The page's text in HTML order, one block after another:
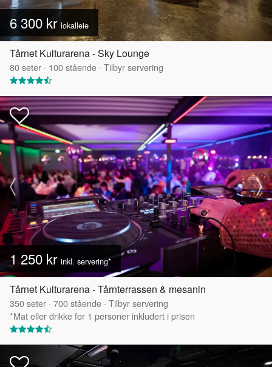
6 300 kr lokalleie
Tårnet Kulturarena - Sky Lounge
80seter · 100stående · Tilbyr servering
1 250 kr inkl. servering*
Tårnet Kulturarena - Tårnterrassen & mesanin
350seter · 700stående · Tilbyr servering
*Mat eller drikke for 1 personer inkludert i prisen